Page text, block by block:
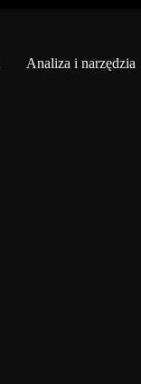
Analiza i narzędzia